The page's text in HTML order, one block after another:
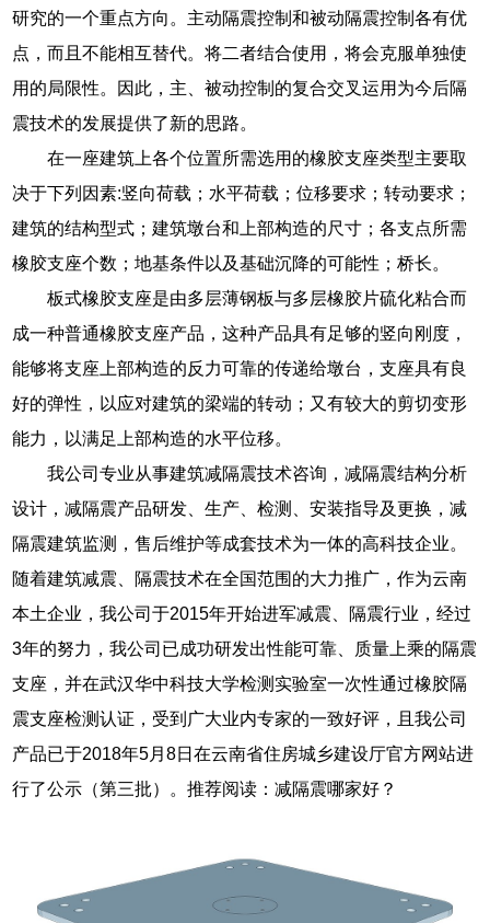
研究的一个重点方向。主动隔震控制和被动隔震控制各有优
点，而且不能相互替代。将二者结合使用，将会克服单独使
用的局限性。因此，主、被动控制的复合交叉运用为今后隔
震技术的发展提供了新的思路。
在一座建筑上各个位置所需选用的橡胶支座类型主要取
决于下列因素:竖向荷载；水平荷载；位移要求；转动要求；
建筑的结构型式；建筑墩台和上部构造的尺寸；各支点所需
橡胶支座个数；地基条件以及基础沉降的可能性；桥长。
板式橡胶支座是由多层薄钢板与多层橡胶片硫化粘合而
成一种普通橡胶支座产品，这种产品具有足够的竖向刚度，
能够将支座上部构造的反力可靠的传递给墩台，支座具有良
好的弹性，以应对建筑的梁端的转动；又有较大的剪切变形
能力，以满足上部构造的水平位移。
我公司专业从事建筑减隔震技术咨询，减隔震结构分析
设计，减隔震产品研发、生产、检测、安装指导及更换，减
隔震建筑监测，售后维护等成套技术为一体的高科技企业。
随着建筑减震、隔震技术在全国范围的大力推广，作为云南
本土企业，我公司于2015年开始进军减震、隔震行业，经过
3年的努力，我公司已成功研发出性能可靠、质量上乘的隔震
支座，并在武汉华中科技大学检测实验室一次性通过橡胶隔
震支座检测认证，受到广大业内专家的一致好评，且我公司
产品已于2018年5月8日在云南省住房城乡建设厅官方网站进
行了公示（第三批）。推荐阅读：减隔震哪家好？